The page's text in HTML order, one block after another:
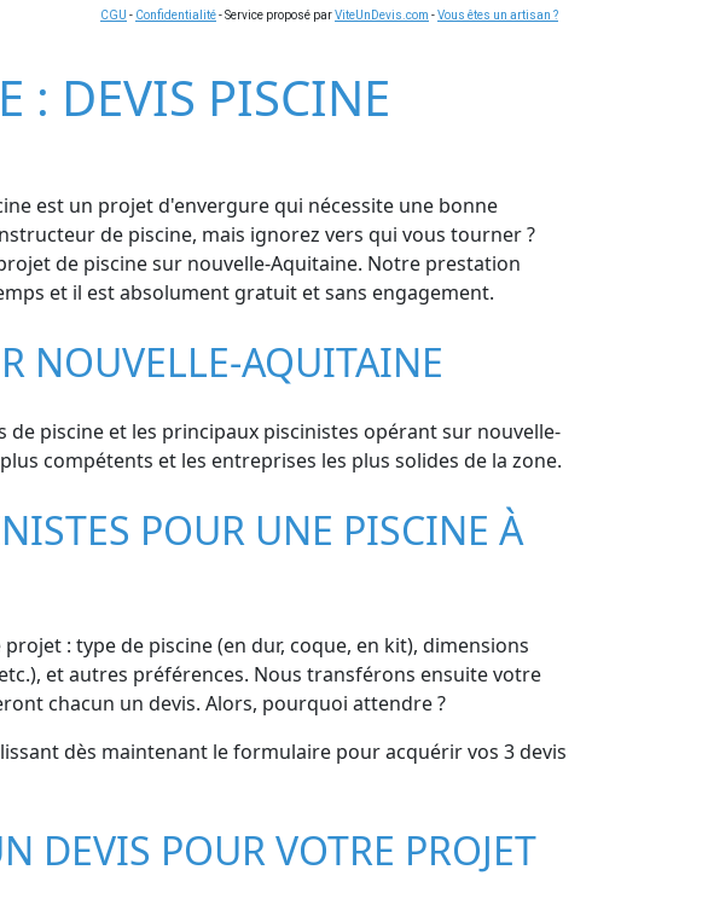
CGU - Confidentialité- Service proposé parViteUnDevis.com -Vous êtes un artisan ?
: DEVIS PISCINE
est un projet d'envergure qui nécessite une bonne
de piscine, mais ignorez vers qui vous tourner ?
de piscine sur nouvelle-Aquitaine. Notre prestation
et il est absolument gratuit et sans engagement.
NOUVELLE-AQUITAINE
piscine et les principaux piscinistes opérant sur nouvelle-
compétents et les entreprises les plus solides de la zone.
POUR UNE PISCINE À
: type de piscine (en dur, coque, en kit), dimensions
et autres préférences. Nous transférons ensuite votre
chacun un devis. Alors, pourquoi attendre ?
dès maintenant le formulaire pour acquérir vos 3 devis
POUR VOTRE PROJET